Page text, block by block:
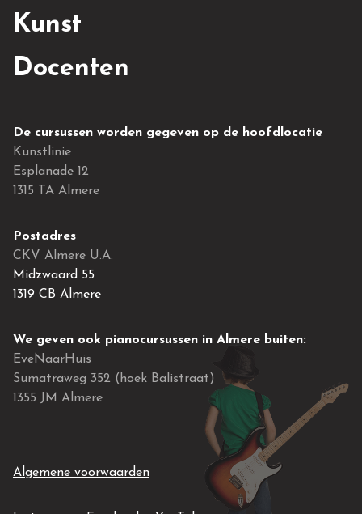
Kunst
Docenten
De cursussen worden gegeven op de hoofdlocatie
Kunstlinie
Esplanade 12
1315 TA Almere
Postadres
CKV Almere U.A.
Midzwaard 55
1319 CB Almere
We geven ook pianocursussen in Almere buiten:
EveNaarHuis
Sumatraweg 352 (hoek Balistraat)
1355 JM Almere
Algemene voorwaarden